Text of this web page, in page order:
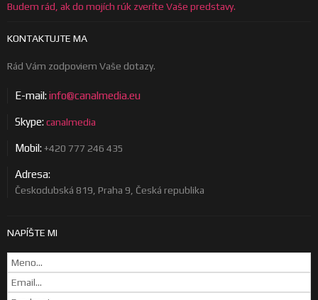
Budem rád, ak do mojích rúk zveríte Vaše predstavy.
KONTAKTUJTE MA
Rád Vám zodpoviem Vaše dotazy.
E-mail:info@canalmedia.eu
Skype:canalmedia
Mobil:+420 777 246 435
Adresa:
Českodubská 819, Praha 9, Česká republika
NAPÍŠTE MI